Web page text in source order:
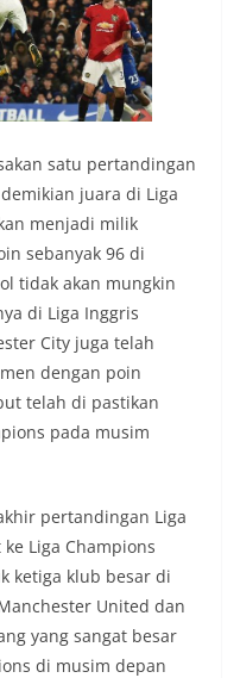
satu pertandingan
juara di Liga
menjadi milik
sebanyak 96 di
tidak akan mungkin
di Liga Inggris
City juga telah
dengan poin
telah di pastikan
pada musim
pertandingan Liga
Liga Champions
ketiga klub besar di
United dan
yang sangat besar
di musim depan